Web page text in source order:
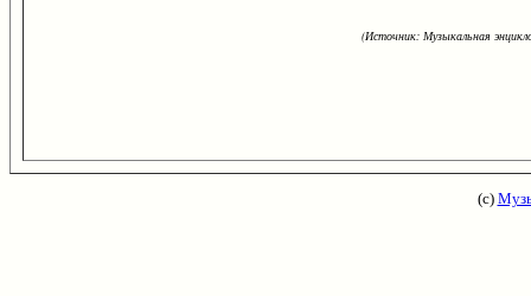
(Источник: Музыкальная
(с)